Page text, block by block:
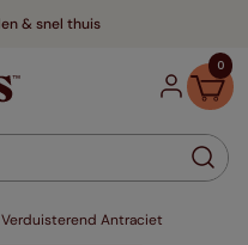
& snel thuis
0
Antraciet